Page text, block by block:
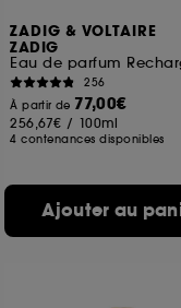
ZADIG & VOLTAIRE
ZADIG
Eau de parfum
256
À partir de 77,00€
256,67€ / 100ml
4 contenances disponibles
Ajouter au